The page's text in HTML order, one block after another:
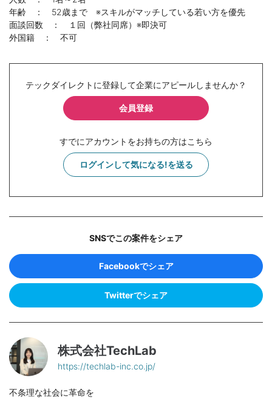
年齢 ： 52歳まで ※スキルがマッチしている若い方を優先
面談回数 ： １回（弊社同席）※即決可
外国籍 ： 不可
テックダイレクトに登録して企業にアピールしませんか？
会員登録
すでにアカウントをお持ちの方はこちら
ログインして気になる!を送る
SNSでこの案件をシェア
Facebookでシェア
Twitterでシェア
株式会社TechLab
https://techlab-inc.co.jp/
不条理な社会に革命を